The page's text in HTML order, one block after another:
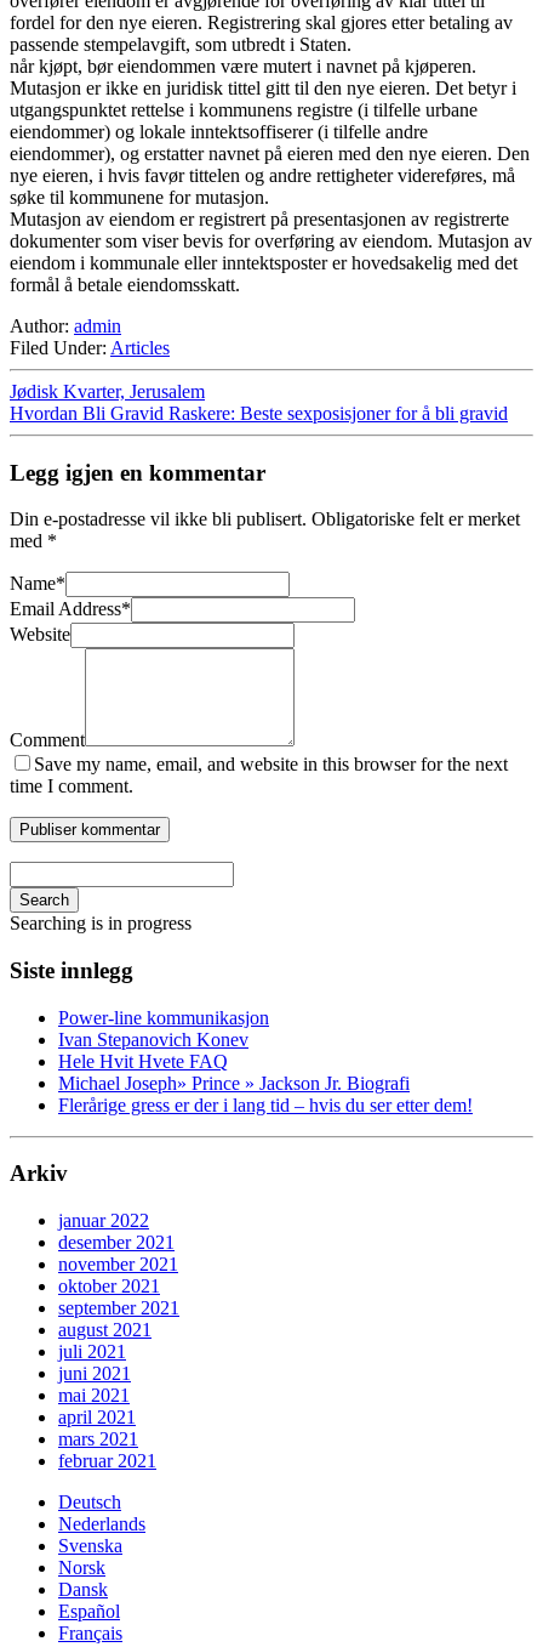
fordel for den nye eieren. Registrering skal gjores etter betaling av
passende stempelavgift, som utbredt i Staten.
når kjøpt, bør eiendommen være mutert i navnet på kjøperen.
Mutasjon er ikke en juridisk tittel gitt til den nye eieren. Det betyr i
utgangspunktet rettelse i kommunens registre (i tilfelle urbane
eiendommer) og lokale inntektsoffiserer (i tilfelle andre
eiendommer), og erstatter navnet på eieren med den nye eieren. Den
nye eieren, i hvis favør tittelen og andre rettigheter videreføres, må
søke til kommunene for mutasjon.
Mutasjon av eiendom er registrert på presentasjonen av registrerte
dokumenter som viser bevis for overføring av eiendom. Mutasjon av
eiendom i kommunale eller inntektsposter er hovedsakelig med det
formål å betale eiendomsskatt.
Author: admin
Filed Under: Articles
Jødisk Kvarter, Jerusalem
Hvordan Bli Gravid Raskere: Beste sexposisjoner for å bli gravid
Legg igjen en kommentar
Din e-postadresse vil ikke bli publisert. Obligatoriske felt er merket
med *
Name*
Email Address*
Website
Comment
Save my name, email, and website in this browser for the next
time I comment.
Search
Searching is in progress
Siste innlegg
Power-line kommunikasjon
Ivan Stepanovich Konev
Hele Hvit Hvete FAQ
Michael Joseph» Prince » Jackson Jr. Biografi
Flerårige gress er der i lang tid – hvis du ser etter dem!
Arkiv
januar 2022
desember 2021
november 2021
oktober 2021
september 2021
august 2021
juli 2021
juni 2021
mai 2021
april 2021
mars 2021
februar 2021
Deutsch
Nederlands
Svenska
Norsk
Dansk
Español
Français